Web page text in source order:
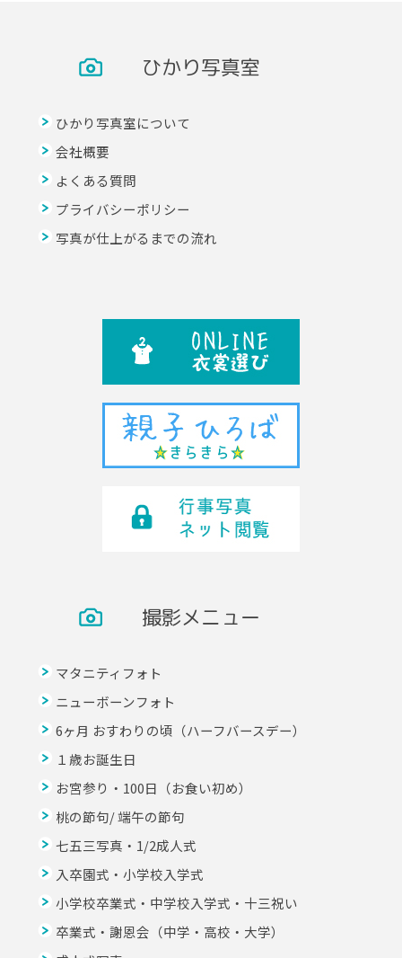
ひかり写真室
ひかり写真室について
会社概要
よくある質問
プライバシーポリシー
写真が仕上がるまでの流れ
撮影メニュー
マタニティフォト
ニューボーンフォト
6ヶ月 おすわりの頃（ハーフバースデー）
１歳お誕生日
お宮参り・100日（お食い初め）
桃の節句/ 端午の節句
七五三写真・1/2成人式
入卒園式・小学校入学式
小学校卒業式・中学校入学式・十三祝い
卒業式・謝恩会（中学・高校・大学）